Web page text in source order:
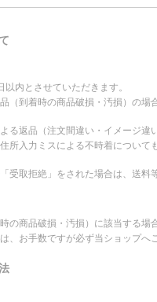
内とさせていただきます。
（到着時の商品破損・汚損）の場
る返品（注文間違い・イメージ
所入力ミスによる不時着について
受取拒絶」をされた場合は、送料
の商品破損・汚損）に該当する場
、お手数ですが必ず当ショップへ